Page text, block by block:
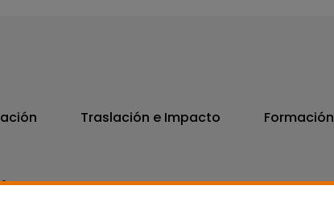
Traslación e Impacto Formación